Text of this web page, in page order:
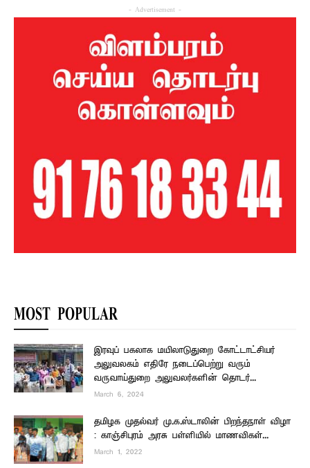
- Advertisement -
MOST POPULAR
இரவுப் பகலாக மயிலாடுதுறை கோட்டாட்சியர்
அலுவலகம் எதிரே நடைப்பெற்று வரும்
வருவாய்துறை அலுவலர்களின் தொடர்...
March 6, 2024
தமிழக முதல்வர் மு.க.ஸ்டாலின் பிறந்தநாள் விழா
: காஞ்சிபுரம் அரசு பள்ளியில் மாணவிகள்...
March 1, 2022